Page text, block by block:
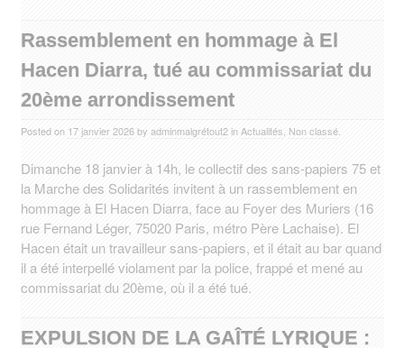
Rassemblement en hommage à El
Hacen Diarra, tué au commissariat du
20ème arrondissement
Posted on 17 janvier 2026by adminmalgrétout2 in Actualités Non classé.
Dimanche 18 janvier à 14h, le collectif des sans-papiers 75 et
la Marche des Solidarités invitent à un rassemblement en
hommage à El Hacen Diarra, face au Foyer des Muriers (16
rue Fernand Léger, 75020 Paris, métro Père Lachaise). El
Hacen était un travailleur sans-papiers, et il était au bar quand
il a été interpellé violament par la police, frappé et mené au
commissariat du 20ème, où il a été tué.
EXPULSION DE LA GAÎTÉ LYRIQUE :